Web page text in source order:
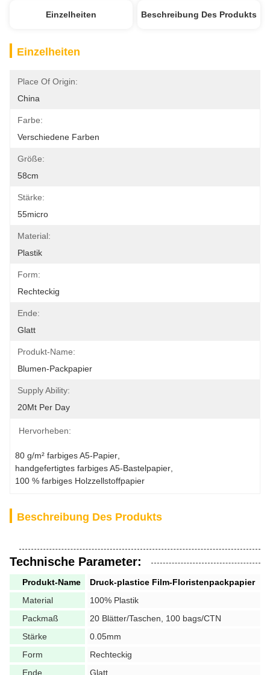
Einzelheiten Beschreibung Des Produkts
Einzelheiten
Place Of Origin:
China
Farbe:
Verschiedene Farben
Größe:
58cm
Stärke:
55micro
Material:
Plastik
Form:
Rechteckig
Ende:
Glatt
Produkt-Name:
Blumen-Packpapier
Supply Ability:
20Mt Per Day
Hervorheben:
80 g/m² farbiges A5-Papier
handgefertigtes farbiges A5-Bastelpapier
100 % farbiges Holzzellstoffpapier
Beschreibung Des Produkts
Technische Parameter:
Produkt-Name
Druck-plastice Film-Floristenpackpapier
Material
100% Plastik
Packmaß
20 Blätter/Taschen, 100 bags/CTN
Stärke
0.05mm
Form
Rechteckig
Ende
Glatt